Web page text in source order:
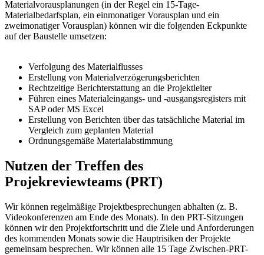
Materialvorausplanungen (in der Regel ein 15-Tage-
Materialbedarfsplan, ein einmonatiger Vorausplan und ein
zweimonatiger Vorausplan) können wir die folgenden Eckpunkte
auf der Baustelle umsetzen:
Verfolgung des Materialflusses
Erstellung von Materialverzögerungsberichten
Rechtzeitige Berichterstattung an die Projektleiter
Führen eines Materialeingangs- und -ausgangsregisters mit
SAP oder MS Excel
Erstellung von Berichten über das tatsächliche Material im
Vergleich zum geplanten Material
Ordnungsgemäße Materialabstimmung
Nutzen der Treffen des
Projekreviewteams (PRT)
Wir können regelmäßige Projektbesprechungen abhalten (z. B.
Videokonferenzen am Ende des Monats). In den PRT-Sitzungen
können wir den Projektfortschritt und die Ziele und Anforderungen
des kommenden Monats sowie die Hauptrisiken der Projekte
gemeinsam besprechen. Wir können alle 15 Tage Zwischen-PRT-